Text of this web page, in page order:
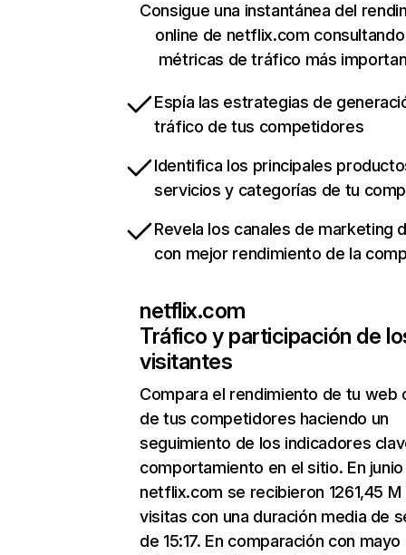
Consigue una instantánea del
online de netflix.com
métricas de tráfico más
Espía las estrategias de
tráfico de tus competidores
Identifica los principales
servicios y categorías de tu
Revela los canales de marketing
con mejor rendimiento de la
netflix.com
Tráfico y participación de
visitantes
Compara el rendimiento de tu web
de tus competidores haciendo un
seguimiento de los indicadores
comportamiento en el sitio. En junio
netflix.com se recibieron 1261,45 M
visitas con una duración media de
de 15:17. En comparación con mayo